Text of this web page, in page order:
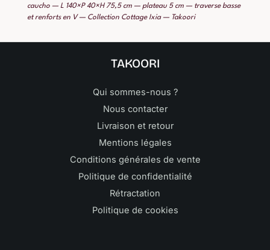
caucho — L 140×P 40×H 75,5 cm — plateau 5 cm — traverse basse
et renforts en V — Collection Cottage Ixia — Takoori
TAKOORI
Qui sommes-nous ?
Nous contacter
Livraison et retour
Mentions légales
Conditions générales de vente
Politique de confidentialité
Rétractation
Politique de cookies